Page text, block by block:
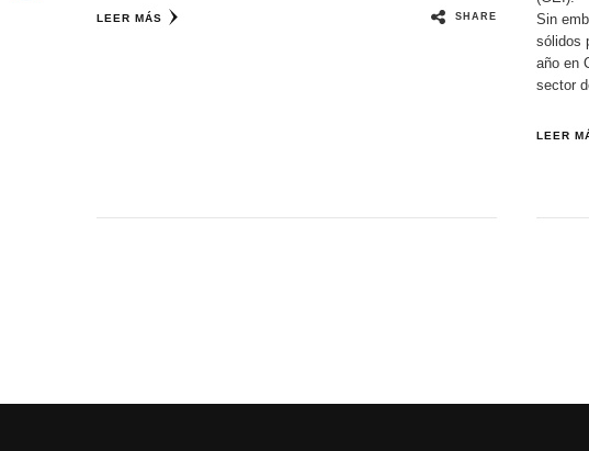
LEER MÁS SHARE
Sin
sólidos
año en
sector
LEER